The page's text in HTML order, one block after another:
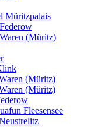
Müritzpalais
(Müritz)
(Müritz)
(Müritz)
Fleesensee